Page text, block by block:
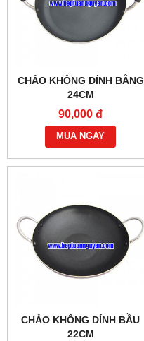
CHẢO KHÔNG DÍNH BẰNG
24CM
90,000 đ
MUA NGAY
CHẢO KHÔNG DÍNH BẦU
22CM